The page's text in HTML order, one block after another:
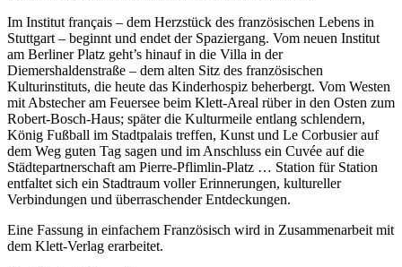
Im Institut français – dem Herzstück des französischen Lebens in
Stuttgart – beginnt und endet der Spaziergang. Vom neuen Institut
am Berliner Platz geht’s hinauf in die Villa in der
Diemershaldenstraße – dem alten Sitz des französischen
Kulturinstituts, die heute das Kinderhospiz beherbergt. Vom Westen
mit Abstecher am Feuersee beim Klett-Areal rüber in den Osten zum
Robert-Bosch-Haus; später die Kulturmeile entlang schlendern,
König Fußball im Stadtpalais treffen, Kunst und Le Corbusier auf
dem Weg guten Tag sagen und im Anschluss ein Cuvée auf die
Städtepartnerschaft am Pierre-Pflimlin-Platz … Station für Station
entfaltet sich ein Stadtraum voller Erinnerungen, kultureller
Verbindungen und überraschender Entdeckungen.
Eine Fassung in einfachem Französisch wird in Zusammenarbeit mit
dem Klett-Verlag erarbeitet.